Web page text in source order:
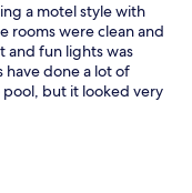
a motel style with
rooms were clean and
and fun lights was
done a lot of
but it looked very